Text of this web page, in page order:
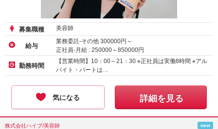
募集職種 美容師
給与
業務委託-その他 300000円～
正社員-月給 : 250000～850000円
アルバイト・パート-時給 : 1500～3690円
勤務時間
【営業時間】10：00～21：30 ※正社員は実働8時間 ※アル
バイト・パートは…
気になる 詳細を見る
株式会社ハイブ/美容師 new